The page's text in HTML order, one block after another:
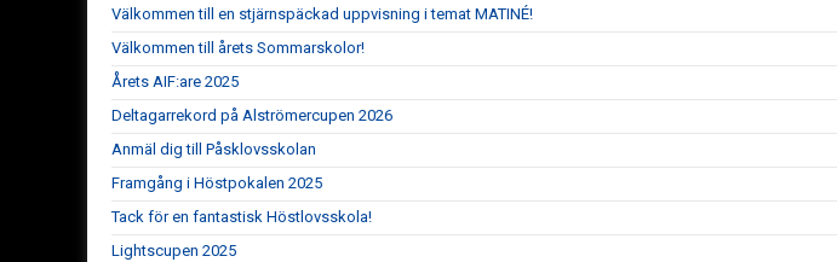
Välkommen till en stjärnspäckad uppvisning i temat MATINÉ!
Välkommen till årets Sommarskolor!
Årets AIF:are 2025
Deltagarrekord på Alströmercupen 2026
Anmäl dig till Påsklovsskolan
Framgång i Höstpokalen 2025
Tack för en fantastisk Höstlovsskola!
Lightscupen 2025